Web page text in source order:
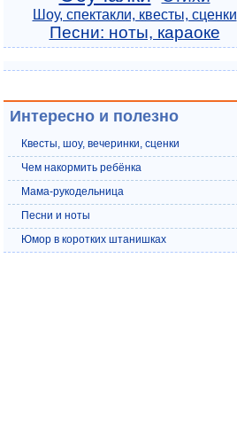
Шоу, спектакли, квесты, сценки
Песни: ноты, караоке
Интересно и полезно
Квесты, шоу, вечеринки, сценки
Чем накормить ребёнка
Мама-рукодельница
Песни и ноты
Юмор в коротких штанишках